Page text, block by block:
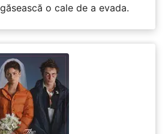
o cale de a evada.